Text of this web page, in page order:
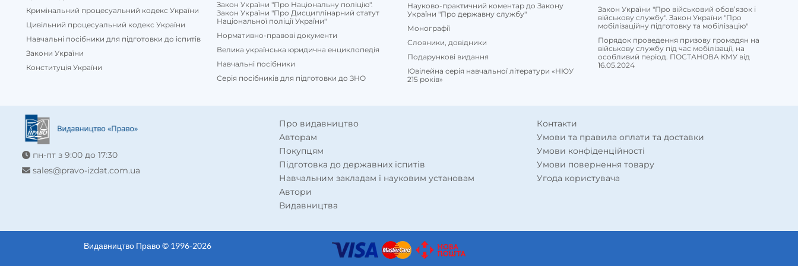
Книги для юридичної освіти ➞ цікава література і привабливі ціни!
Література вузької тематики рідко буває представлена широким асортиментом, але це явно не про магазин Видавництво "Право". На допомогу студентам і фахівцям в області юриспруденції і
права ми пропонуємо підручники і книги для юристів, які рекомендуються для навчання у ВНЗ і на відповідних факультетах.
Кримінальний процесуальний кодекс України
Цивільний процесуальний кодекс України
Навчальні посібники для підготовки до іспитів
Закони України
Конституція України
Закон України "Про Національну поліцію".
Закон України "Про Дисциплінарний статут
Національної поліції України"
Нормативно-правові документи
Велика українська юридична енциклопедія
Навчальні посібники
Серія посібників для підготовки до ЗНО
Науково-практичний коментар до Закону
України "Про державну службу"
Монографії
Словники, довідники
Подарункові видання
Ювілейна серія навчальної літератури «НЮУ
215 років»
Закон України "Про військовий обов’язок і
військову службу". Закон України "Про
мобілізаційну підготовку та мобілізацію"
Порядок проведення призову громадян на
військову службу під час мобілізації, на
особливий період. ПОСТАНОВА КМУ від
16.05.2024
пн-пт з 9:00 до 17:30
sales@pravo-izdat.com.ua
Про видавництво
Авторам
Покупцям
Підготовка до державних іспитів
Навчальним закладам і науковим установам
Автори
Видавництва
Контакти
Умови та правила оплати та доставки
Умови конфіденційності
Умови повернення товару
Угода користувача
Видавництво Право © 1996-2026